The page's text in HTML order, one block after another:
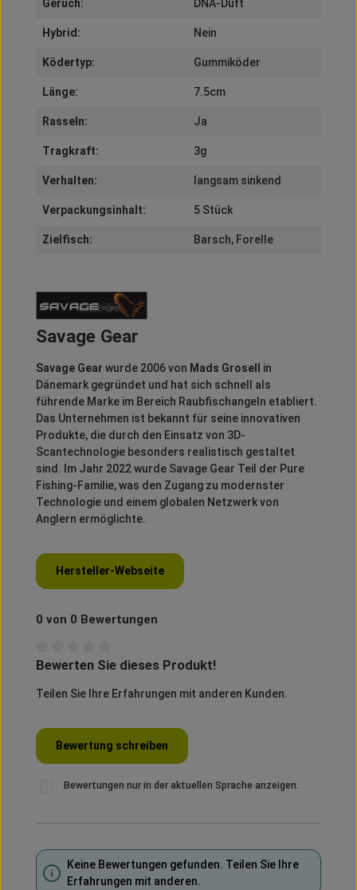
Geruch: DNA-Duft
Hybrid: Nein
Ködertyp: Gummiköder
Länge: 7.5cm
Rasseln: Ja
Tragkraft: 3g
Verhalten: langsam sinkend
Verpackungsinhalt: 5 Stück
Zielfisch: Barsch, Forelle
Savage Gear
Savage Gear wurde 2006 von Mads Grosell
in
Dänemark gegründet und hat sich schnell als
führende Marke im Bereich Raubfischangeln etabliert.
Das Unternehmen ist bekannt für seine innovativen
Produkte, die durch den Einsatz von 3D-
Scantechnologie besonders realistisch gestaltet
sind.
Im Jahr 2022 wurde Savage Gear Teil der Pure
Fishing-Familie, was den Zugang zu modernster
Technologie und einem globalen Netzwerk von
Anglern ermöglichte.
Hersteller-Webseite
0 von 0 Bewertungen
Durchschnittliche Bewertung von 0 von 5 Sternen
Bewerten Sie dieses Produkt!
Teilen Sie Ihre Erfahrungen mit anderen Kunden.
Bewertung schreiben
Bewertungen nur in der aktuellen Sprache anzeigen.
Keine Bewertungen gefunden. Teilen Sie Ihre
Erfahrungen mit anderen.